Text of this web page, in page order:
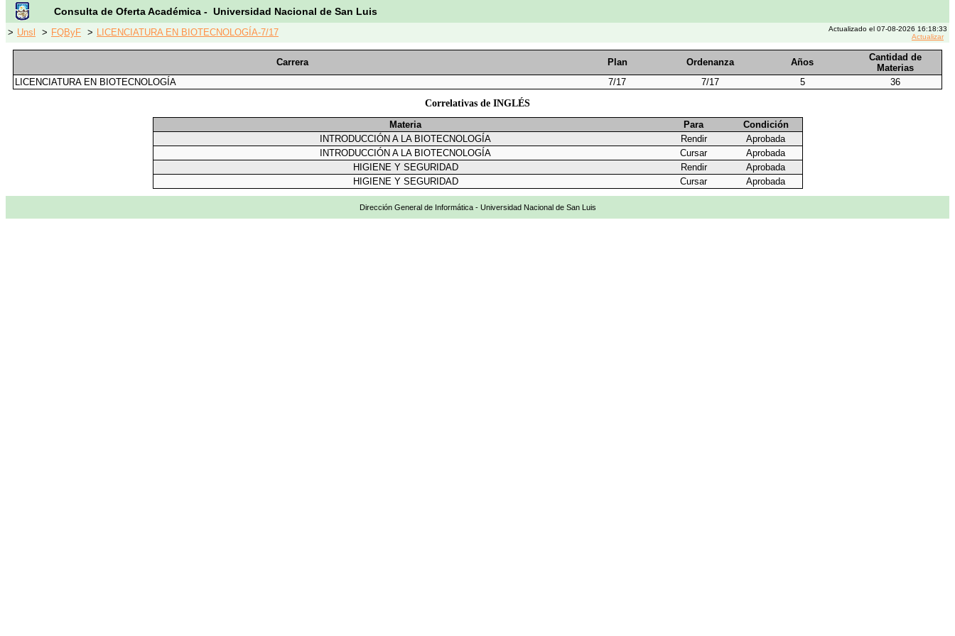
Consulta de Oferta Académica - Universidad Nacional de San Luis
> Unsl > FQByF > LICENCIATURA EN BIOTECNOLOGÍA-7/17
Actualizado el 07-08-2026 16:18:33
Actualizar
Carrera Plan Ordenanza Años
Cantidad de
Materias
LICENCIATURA EN BIOTECNOLOGÍA
7/17 7/17 5
36
Correlativas de INGLÉS
Materia Para
Condición
INTRODUCCIÓN A LA BIOTECNOLOGÍA
Rendir
Aprobada
INTRODUCCIÓN A LA BIOTECNOLOGÍA
Cursar
Aprobada
HIGIENE Y SEGURIDAD
Rendir
Aprobada
HIGIENE Y SEGURIDAD
Cursar Aprobada
Dirección General de Informática - Universidad Nacional de San Luis